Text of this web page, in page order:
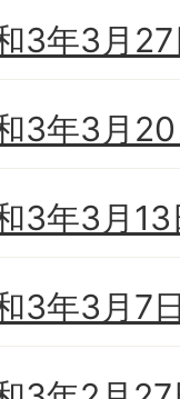
3年3月
3年3月
3年3月
3年3月7